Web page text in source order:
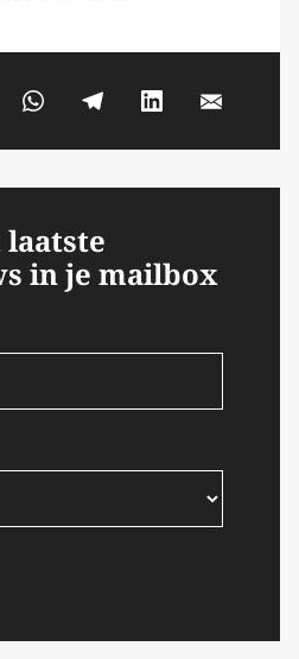
laatste
in je mailbox